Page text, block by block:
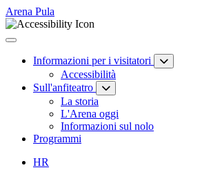
Arena Pula
Informazioni per i visitatori
Accessibilità
Sull'anfiteatro
La storia
L'Arena oggi
Informazioni sul nolo
Programmi
HR